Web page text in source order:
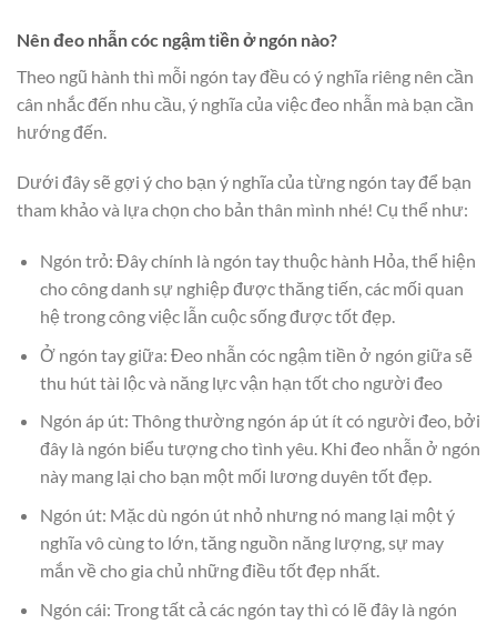
Nên đeo nhẫn cóc ngậm tiền ở ngón nào?
Theo ngũ hành thì mỗi ngón tay đều có ý nghĩa riêng nên cần
cân nhắc đến nhu cầu, ý nghĩa của việc đeo nhẫn mà bạn cần
hướng đến.
Dưới đây sẽ gợi ý cho bạn ý nghĩa của từng ngón tay để bạn
tham khảo và lựa chọn cho bản thân mình nhé! Cụ thể như:
Ngón trỏ: Đây chính là ngón tay thuộc hành Hỏa, thể hiện
cho công danh sự nghiệp được thăng tiến, các mối quan
hệ trong công việc lẫn cuộc sống được tốt đẹp.
Ở ngón tay giữa: Đeo nhẫn cóc ngậm tiền ở ngón giữa sẽ
thu hút tài lộc và năng lực vận hạn tốt cho người đeo
Ngón áp út: Thông thường ngón áp út ít có người đeo, bởi
đây là ngón biểu tượng cho tình yêu. Khi đeo nhẫn ở ngón
này mang lại cho bạn một mối lương duyên tốt đẹp.
Ngón út: Mặc dù ngón út nhỏ nhưng nó mang lại một ý
nghĩa vô cùng to lớn, tăng nguồn năng lượng, sự may
mắn về cho gia chủ những điều tốt đẹp nhất.
Ngón cái: Trong tất cả các ngón tay thì có lẽ đây là ngón